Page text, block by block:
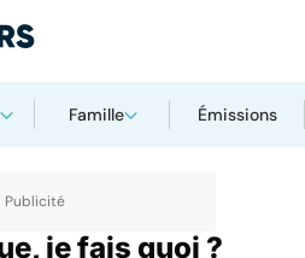
Famille Émissions
je fais quoi ?